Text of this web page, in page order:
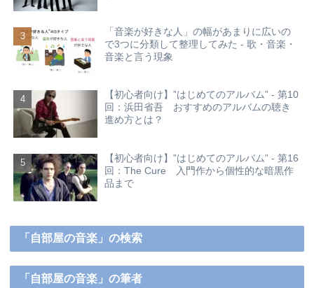
「音楽が好きな人」の幅があまりに広いの
で3つに分類して整理してみた - 歌・音楽・
音楽と言う現象
【初心者向け】”はじめてのアルバム” - 第10
回：浜田省吾 おすすめのアルバムの聴き
進め方とは？
【初心者向け】”はじめてのアルバム” - 第16
回：The Cure 入門作から個性的な暗黒作
品まで
「自部屋の音楽」の検索
「自部屋の音楽」の筆者